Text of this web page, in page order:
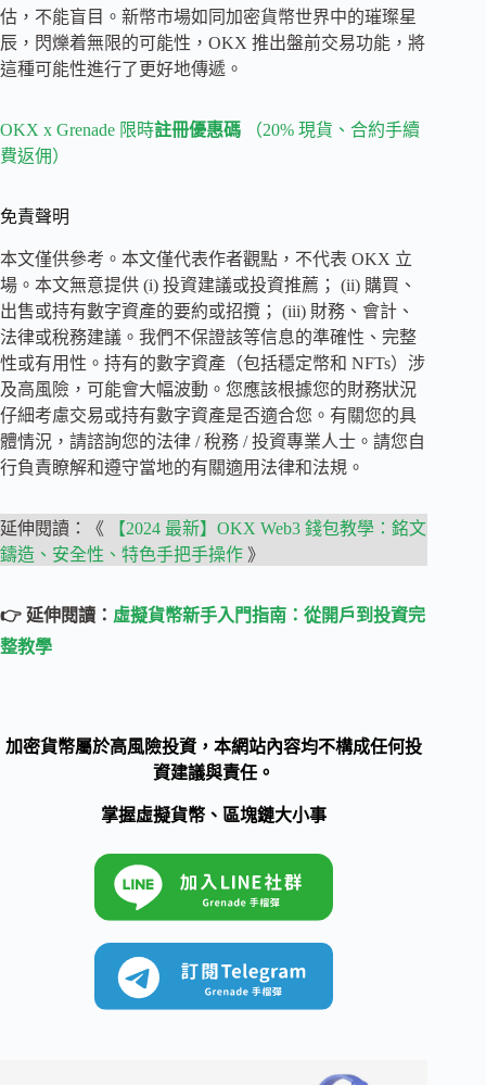
估，不能盲目。新幣市場如同加密貨幣世界中的璀璨星
辰，閃爍着無限的可能性，OKX 推出盤前交易功能，將
這種可能性進行了更好地傳遞。
OKX x Grenade 限時註冊優惠碼 （20% 現貨、合約手續
費返佣）
免責聲明
本文僅供參考。本文僅代表作者觀點，不代表 OKX 立
場。本文無意提供 (i) 投資建議或投資推薦； (ii) 購買、
出售或持有數字資產的要約或招攬； (iii) 財務、會計、
法律或稅務建議。我們不保證該等信息的準確性、完整
性或有用性。持有的數字資產（包括穩定幣和 NFTs）涉
及高風險，可能會大幅波動。您應該根據您的財務狀況
仔細考慮交易或持有數字資產是否適合您。有關您的具
體情況，請諮詢您的法律 / 稅務 / 投資專業人士。請您自
行負責瞭解和遵守當地的有關適用法律和法規。
延伸閱讀：《
【2024 最新】OKX Web3 錢包教學：銘文
鑄造、安全性、特色手把手操作 》
👉 延伸閱讀： 虛擬貨幣新手入門指南：從開戶到投資完
整教學
加密貨幣屬於高風險投資，本網站內容均不構成任何投
資建議與責任。
掌握虛擬貨幣、區塊鏈大小事